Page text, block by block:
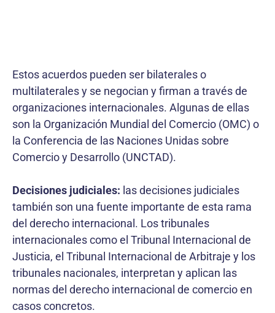
Estos acuerdos pueden ser bilaterales o
multilaterales y se negocian y firman a través de
organizaciones internacionales. Algunas de ellas
son la Organización Mundial del Comercio (OMC) o
la Conferencia de las Naciones Unidas sobre
Comercio y Desarrollo (UNCTAD).
Decisiones judiciales: las decisiones judiciales
también son una fuente importante de esta rama
del derecho internacional. Los tribunales
internacionales como el Tribunal Internacional de
Justicia, el Tribunal Internacional de Arbitraje y los
tribunales nacionales, interpretan y aplican las
normas del derecho internacional de comercio en
casos concretos.